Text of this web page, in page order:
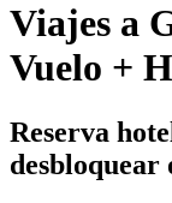
Viajes a
Vuelo +
Reserva
desbloquear